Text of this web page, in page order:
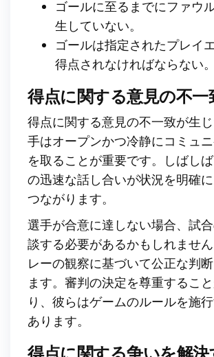
ゴールに至るまでにファウ
生していない。
ゴールは指定されたプレイ
得点されなければならない。
得点に関する意見の不一
得点に関する意見の不一致が生
手はオープンかつ冷静にコミュ
を取ることが重要です。しばし
の迅速な話し合いが状況を明確
つながります。
選手が合意に達しない場合、試
談する必要があるかもしれませ
レーの観察に基づいて公正な判
ます。審判の決定を尊重するこ
り、彼らはゲームのルールを施
あります。
得点に関する争いを解